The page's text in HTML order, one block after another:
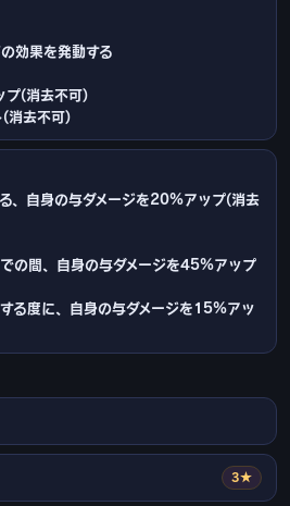
効果を発動する
プ(消去不可)
(消去不可)
、自身の与ダメージを20%アップ(消去
の間、自身の与ダメージを45%アップ
る度に、自身の与ダメージを15%アッ
3★